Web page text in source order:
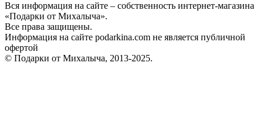
Вся информация на сайте – собственность интернет-магазина
«Подарки от Михалыча».
Все права защищены.
Информация на сайте podarkina.com не является публичной
офертой
© Подарки от Михалыча, 2013-2025.